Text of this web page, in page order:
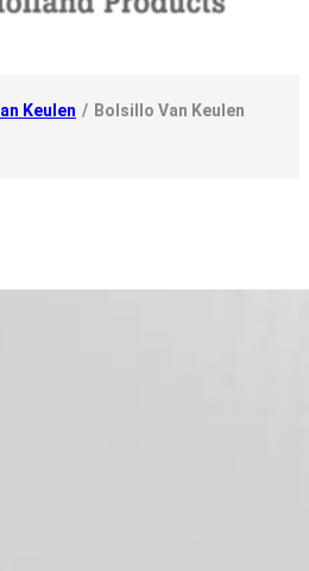
Keulen / Bolsillo Van Keulen